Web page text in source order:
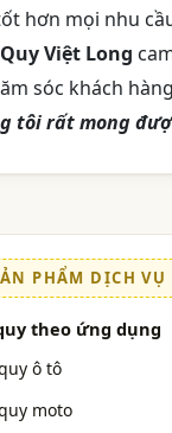
hơn mọi nhu
Việt Long
sóc khách
tôi rất mong
PHẨM DỊCH VỤ
theo ứng dụng
ô tô
moto